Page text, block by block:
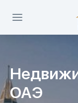
ОАЭ